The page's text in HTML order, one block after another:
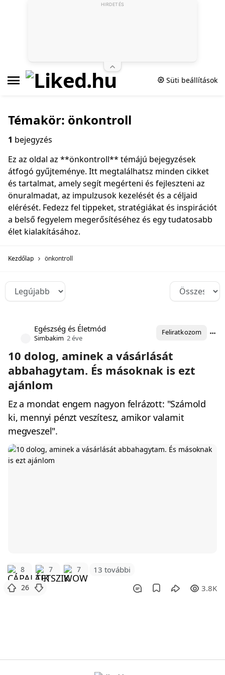
Süti beállítások
Témakör: önkontroll
1 bejegyzés
Ez az oldal az **önkontroll** témájú bejegyzések
átfogó gyűjteménye. Itt megtalálhatsz minden cikket
és tartalmat, amely segít megérteni és fejleszteni az
önuralmadat, az impulzusok kezelését és a céljaid
elérését. Fedezz fel tippeket, stratégiákat és inspirációt
a belső fegyelem megerősítéséhez és egy tudatosabb
élet kialakításához.
Kezdőlap önkontroll
Egészség és Életmód
Simbakim 2 éve
Feliratkozom
10 dolog, aminek a vásárlását
abbahagytam. És másoknak is ezt
ajánlom
Ez a mondat engem nagyon felrázott: "Számold
ki, mennyi pénzt veszítesz, amikor valamit
megveszel".
8 7 7 13 további
26 3.8K
HIRDETÉS